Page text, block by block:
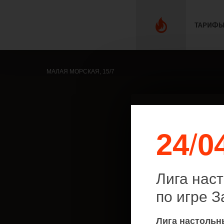
МАЛАЯ МОРСКАЯ, 15/7
ТАРИФЫ
24/
Лига
по игре
Лига